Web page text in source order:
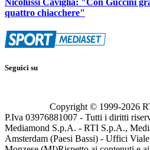
quattro chiacchere"
Seguici su
Copyright © 1999-2026
P.Iva 03976881007 - Tutti i diritti
Mediamond S.p.A. - RTI S.p.A.,
Amsterdam (Paesi Bassi) - Uffici